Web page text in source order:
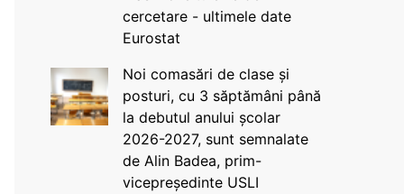
cercetare - ultimele date
Eurostat
Noi comasări de clase și
posturi, cu 3 săptămâni până
la debutul anului școlar
2026-2027, sunt semnalate
de Alin Badea, prim-
vicepreședinte USLI